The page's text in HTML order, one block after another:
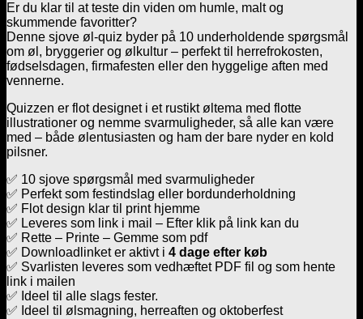
Er du klar til at teste din viden om humle, malt og
skummende favoritter?
Denne sjove øl-quiz byder på 10 underholdende spørgsmål
om øl, bryggerier og ølkultur – perfekt til herrefrokosten,
fødselsdagen, firmafesten eller den hyggelige aften med
vennerne.
Quizzen er flot designet i et rustikt øltema med flotte
illustrationer og nemme svarmuligheder, så alle kan være
med – både ølentusiasten og ham der bare nyder en kold
pilsner.
✅ 10 sjove spørgsmål med svarmuligheder
✅ Perfekt som festindslag eller bordunderholdning
✅ Flot design klar til print hjemme
✅ Leveres som link i mail – Efter klik på link kan du
✅ Rette – Printe – Gemme som pdf
✅ Downloadlinket er aktivt i 4 dage efter køb
✅ Svarlisten leveres som vedhæftet PDF fil og som hente
link i mailen
✅ Ideel til alle slags fester.
✅ Ideel til ølsmagning, herreaften og oktoberfest